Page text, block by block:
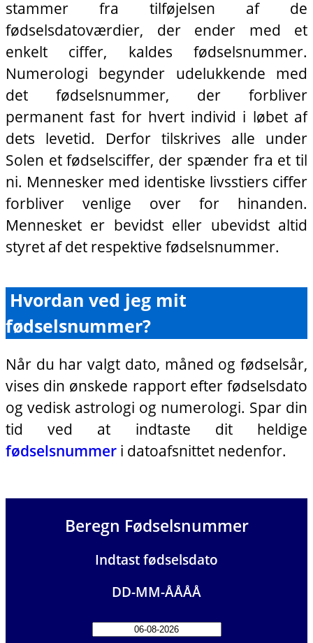
stammer fra tilføjelsen af de
fødselsdatoværdier, der ender med et
enkelt ciffer, kaldes fødselsnummer.
Numerologi begynder udelukkende med
det fødselsnummer, der forbliver
permanent fast for hvert individ i løbet af
dets levetid. Derfor tilskrives alle under
Solen et fødselsciffer, der spænder fra et til
ni. Mennesker med identiske livsstiers ciffer
forbliver venlige over for hinanden.
Mennesket er bevidst eller ubevidst altid
styret af det respektive fødselsnummer.
Hvordan ved jeg mit
fødselsnummer?
Når du har valgt dato, måned og fødselsår,
vises din ønskede rapport efter fødselsdato
og vedisk astrologi og numerologi. Spar din
tid ved at indtaste dit heldige
fødselsnummer i datoafsnittet nedenfor.
Beregn Fødselsnummer
Indtast fødselsdato
DD-MM-ÅÅÅÅ